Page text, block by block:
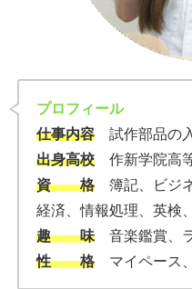
プロフィール
仕事内容
試作部品の
出身高校
作新学院高
資 格
簿記、ビジ
経済、情報処理、英検
趣 味
音楽鑑賞、
性 格
マイペース